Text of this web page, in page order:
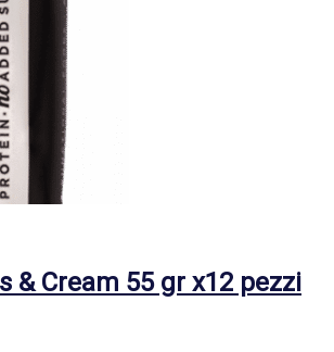
& Cream 55 gr x12 pezzi